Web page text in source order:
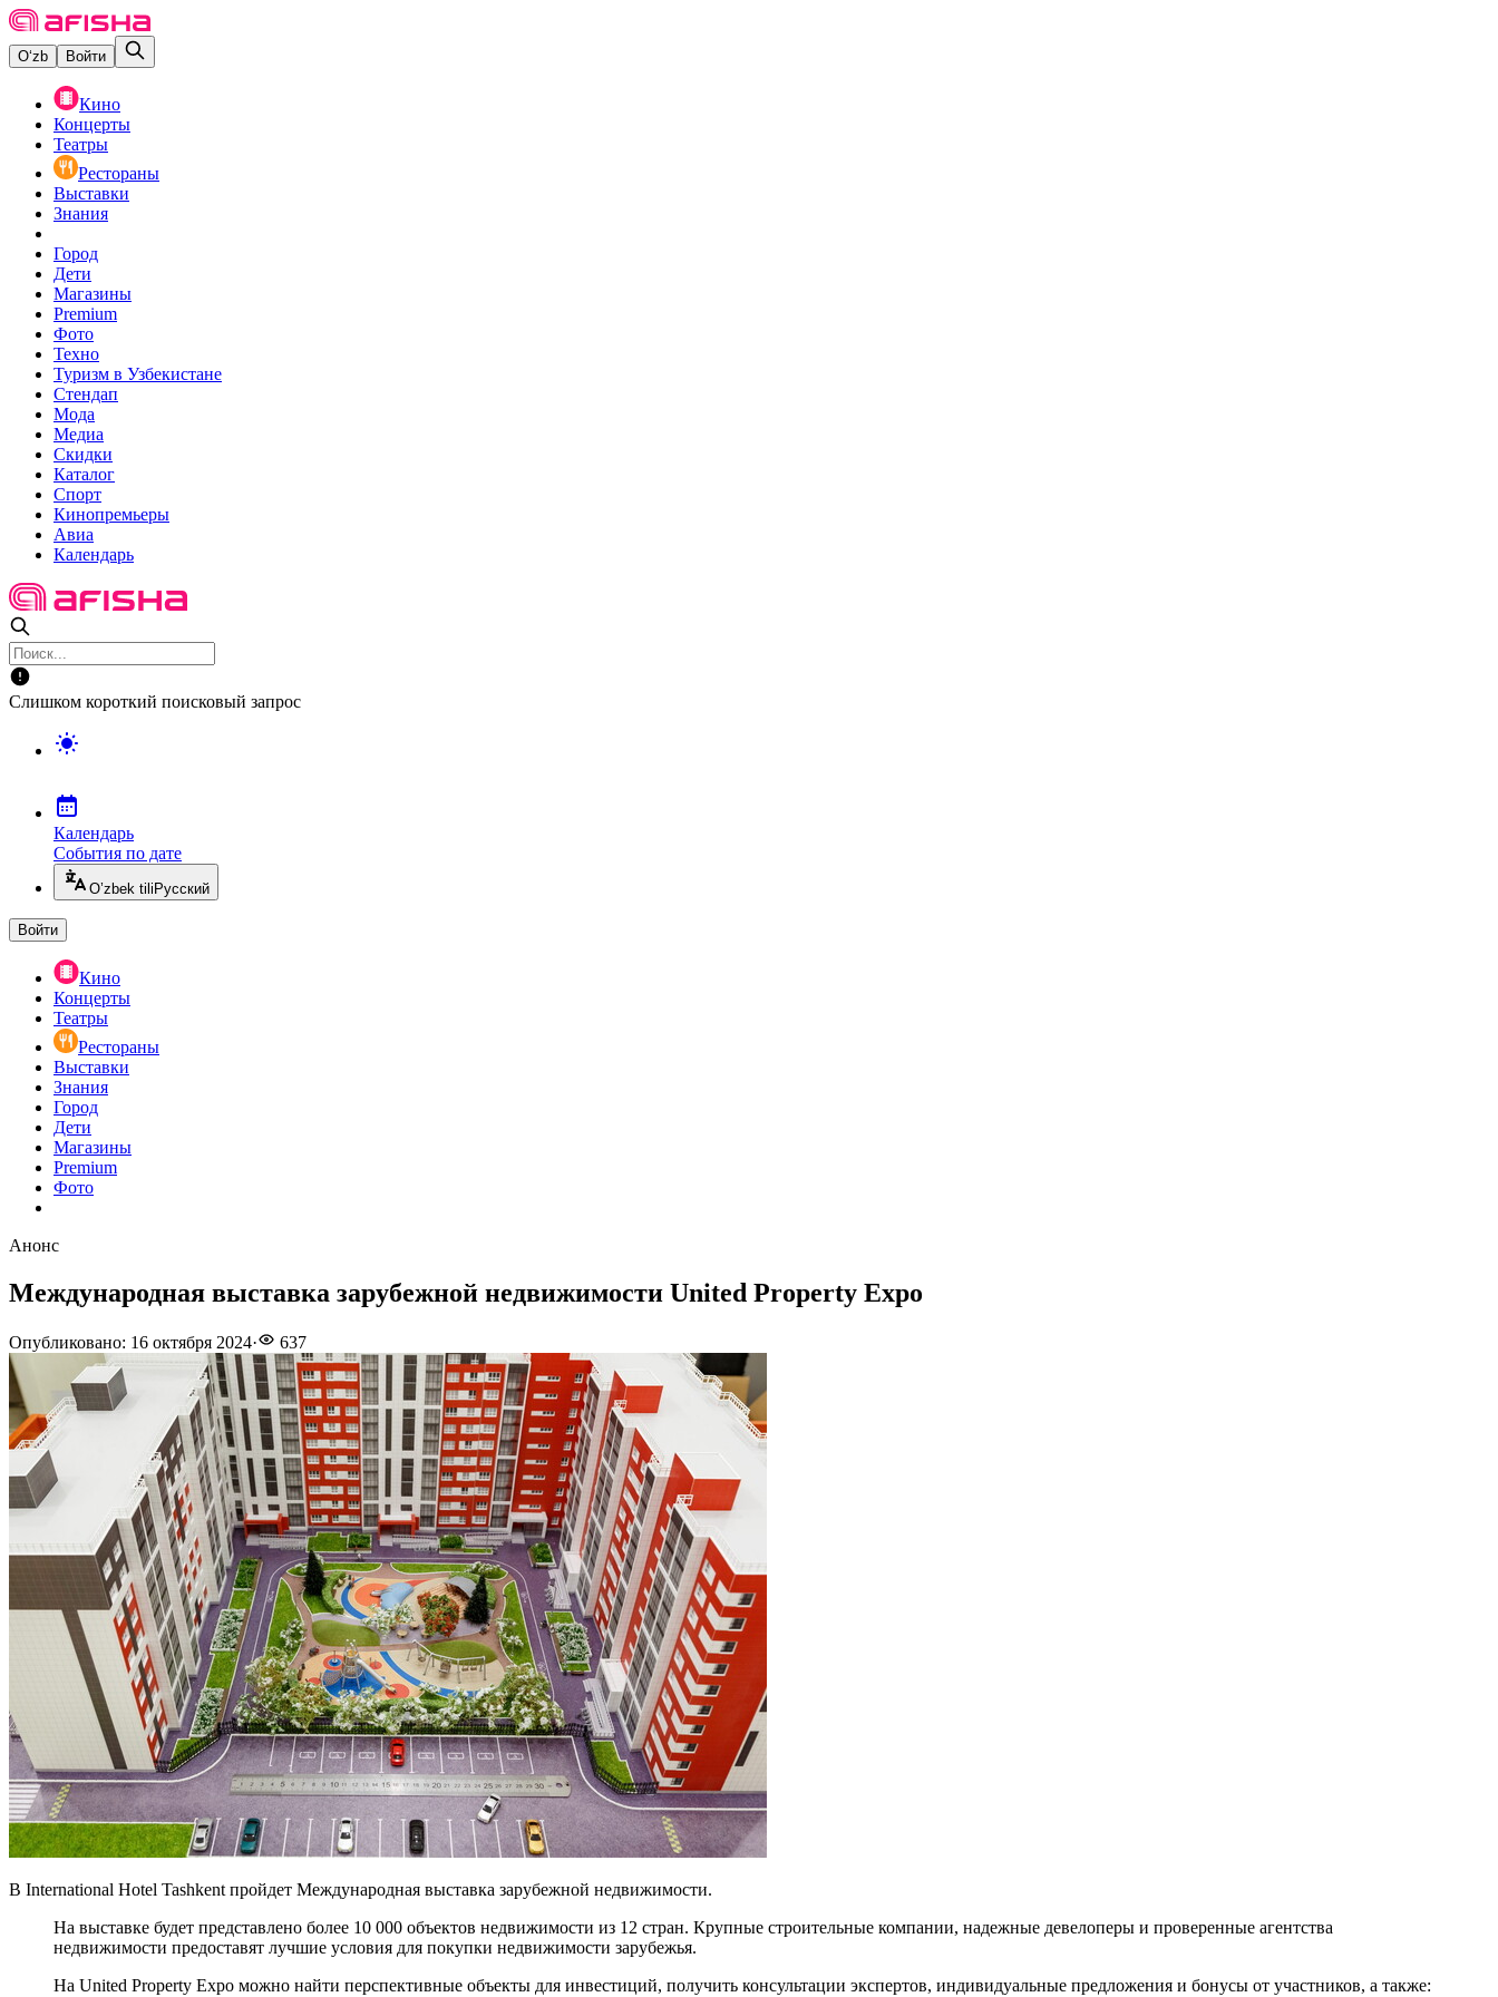
O‘zb Войти
Кино
Концерты
Театры
Рестораны
Выставки
Знания
Город
Дети
Магазины
Premium
Фото
Техно
Туризм в Узбекистане
Стендап
Мода
Медиа
Скидки
Каталог
Спорт
Кинопремьеры
Авиа
Календарь
Слишком короткий поисковый запрос
Календарь
События по дате
O’zbek tili Русский
Войти
Кино
Концерты
Театры
Рестораны
Выставки
Знания
Город
Дети
Магазины
Premium
Фото
Анонс
Международная выставка зарубежной недвижимости United Property Expo
Опубликовано: 16 октября 2024· 637
В International Hotel Tashkent пройдет Международная выставка зарубежной недвижимости.
На выставке будет представлено более 10 000 объектов недвижимости из 12 стран. Крупные строительные компании, надежные девелоперы и проверенные агентства
недвижимости предоставят лучшие условия для покупки недвижимости зарубежья.
На United Property Expo можно найти перспективные объекты для инвестиций, получить консультации экспертов, индивидуальные предложения и бонусы от участников, а также: